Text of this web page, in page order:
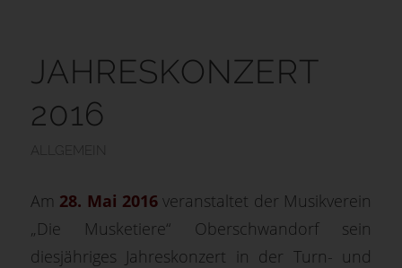
JAHRESKONZERT
2016
Am 28. Mai 2016 veranstaltet der Musikverein
„Die Musketiere“ Oberschwandorf sein
diesjähriges Jahreskonzert in der Turn- und